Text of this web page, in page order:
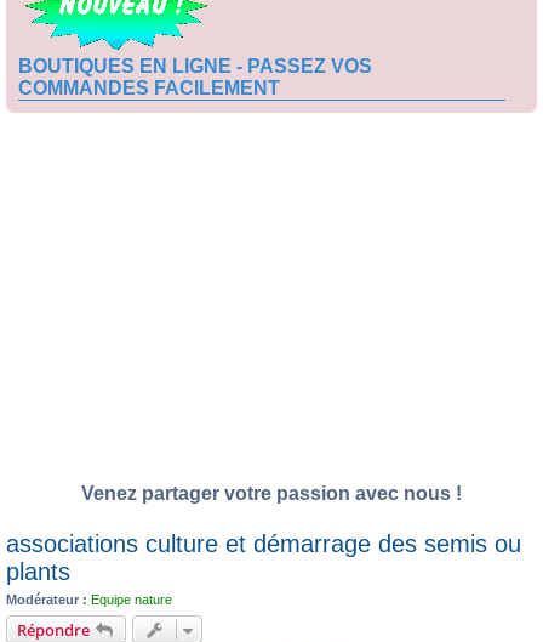
BOUTIQUES EN LIGNE - PASSEZ VOS
COMMANDES FACILEMENT
Venez partager votre passion avec nous !
associations culture et démarrage des semis ou
plants
Modérateur : Equipe nature
Répondre